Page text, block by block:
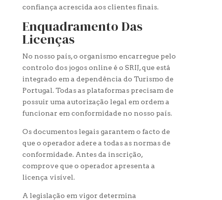
confiança acrescida aos clientes finais.
Enquadramento Das
Licenças
No nosso país, o organismo encarregue pelo
controlo dos jogos online é o SRIJ, que está
integrado em a dependência do Turismo de
Portugal. Todas as plataformas precisam de
possuir uma autorização legal em ordem a
funcionar em conformidade no nosso país.
Os documentos legais garantem o facto de
que o operador adere a todas as normas de
conformidade. Antes da inscrição,
comprove que o operador apresenta a
licença visível.
A legislação em vigor determina